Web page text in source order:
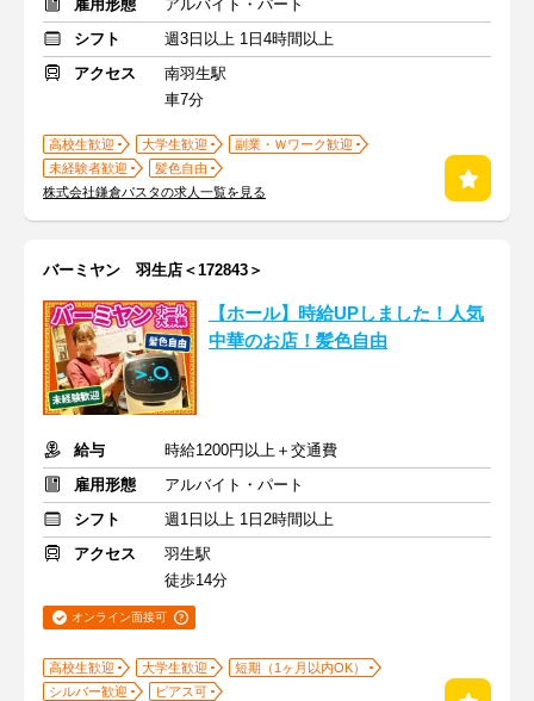
雇用形態
アルバイト・パート
シフト
週3日以上 1日4時間以上
アクセス
南羽生駅
車7分
高校生歓迎 大学生歓迎
副業・Ｗワーク歓迎
未経験者歓迎
髪色自由
株式会社鎌倉パスタの求人一覧を見る
バーミヤン 羽生店＜172843＞
【ホール】時給UPしました！人気
中華のお店！髪色自由
給与
時給1200円以上＋交通費
雇用形態
アルバイト・パート
シフト
週1日以上 1日2時間以上
アクセス
羽生駅
徒歩14分
オンライン面接可
高校生歓迎 大学生歓迎
短期（1ヶ月以内OK）
シルバー歓迎
ピアス可